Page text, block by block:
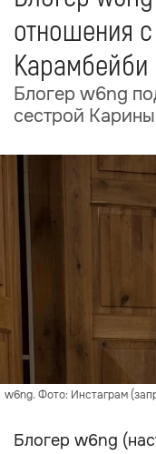
отношения
Карамбейби
Блогер w6ng
сестрой
w6ng. Фото: Инстаграм
Блогер w6ng